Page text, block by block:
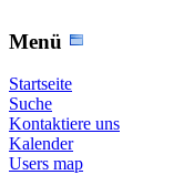
Menü
Startseite
Suche
Kontaktiere uns
Kalender
Users map